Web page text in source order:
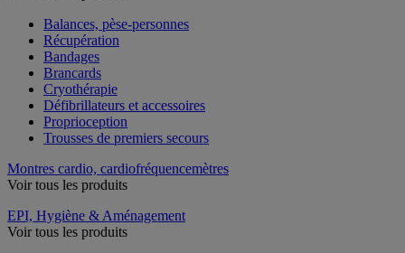
Balances, pèse-personnes
Récupération
Bandages
Brancards
Cryothérapie
Défibrillateurs et accessoires
Proprioception
Trousses de premiers secours
Montres cardio, cardiofréquencemètres
Voir tous les produits
EPI, Hygiène & Aménagement
Voir tous les produits